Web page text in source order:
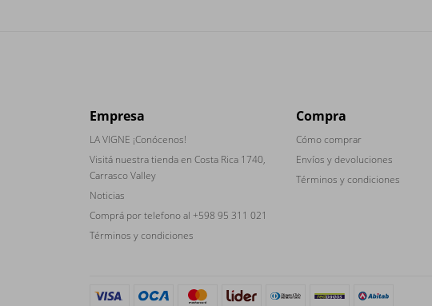
Empresa
LA VIGNE ¡Conócenos!
Visitá nuestra tienda en Costa Rica 1740,
Carrasco Valley
Noticias
Comprá por telefono al +598 95 311 021
Términos y condiciones
Compra
Cómo comprar
Envíos y devoluciones
Términos y condiciones